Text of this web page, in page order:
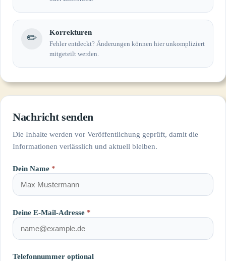
✏️ Korrekturen
Fehler entdeckt? Änderungen können hier unkompliziert
mitgeteilt werden.
Nachricht senden
Die Inhalte werden vor Veröffentlichung geprüft, damit die
Informationen verlässlich und aktuell bleiben.
Dein Name *
Deine E-Mail-Adresse *
Telefonnummer optional